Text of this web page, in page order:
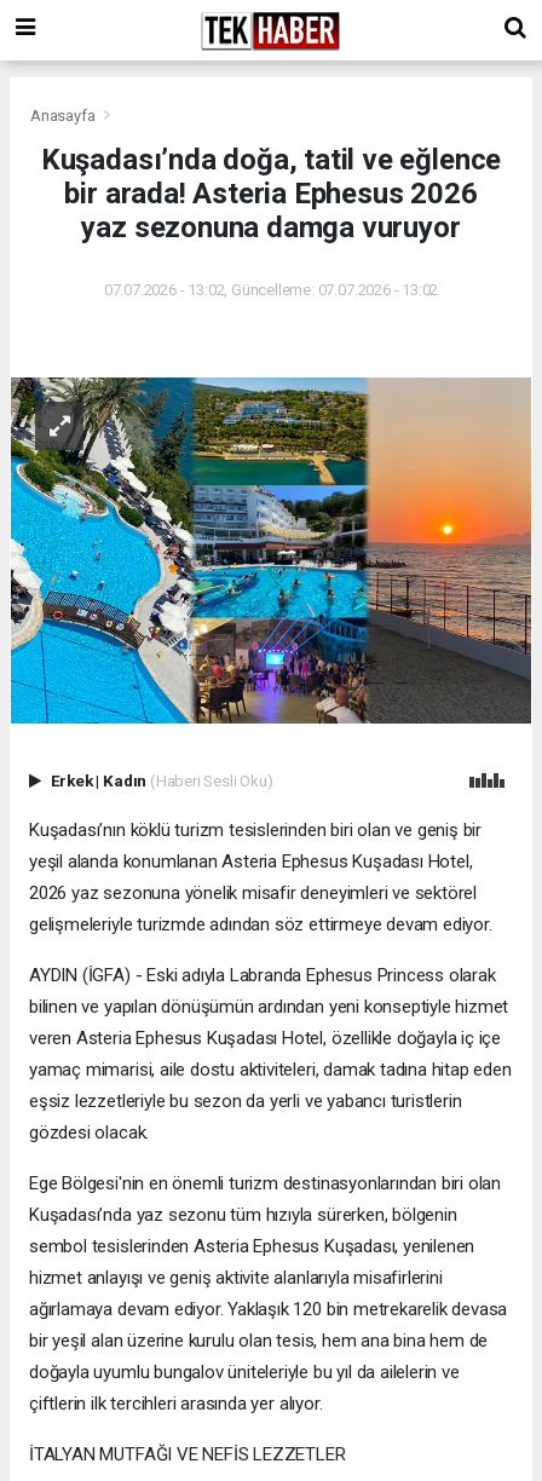
Anasayfa
Kuşadası’nda doğa, tatil ve eğlence
bir arada! Asteria Ephesus 2026
yaz sezonuna damga vuruyor
07.07.2026 - 13:02, Güncelleme: 07.07.2026 - 13:02
Erkek| Kadın (Haberi Sesli Oku)
Kuşadası’nın köklü turizm tesislerinden biri olan ve geniş bir
yeşil alanda konumlanan Asteria Ephesus Kuşadası Hotel,
2026 yaz sezonuna yönelik misafir deneyimleri ve sektörel
gelişmeleriyle turizmde adından söz ettirmeye devam ediyor.
AYDIN (İGFA) - Eski adıyla Labranda Ephesus Princess olarak
bilinen ve yapılan dönüşümün ardından yeni konseptiyle hizmet
veren Asteria Ephesus Kuşadası Hotel, özellikle doğayla iç içe
yamaç mimarisi, aile dostu aktiviteleri, damak tadına hitap eden
eşsiz lezzetleriyle bu sezon da yerli ve yabancı turistlerin
gözdesi olacak.
Ege Bölgesi'nin en önemli turizm destinasyonlarından biri olan
Kuşadası’nda yaz sezonu tüm hızıyla sürerken, bölgenin
sembol tesislerinden Asteria Ephesus Kuşadası, yenilenen
hizmet anlayışı ve geniş aktivite alanlarıyla misafirlerini
ağırlamaya devam ediyor. Yaklaşık 120 bin metrekarelik devasa
bir yeşil alan üzerine kurulu olan tesis, hem ana bina hem de
doğayla uyumlu bungalov üniteleriyle bu yıl da ailelerin ve
çiftlerin ilk tercihleri arasında yer alıyor.
İTALYAN MUTFAĞI VE NEFİS LEZZETLER